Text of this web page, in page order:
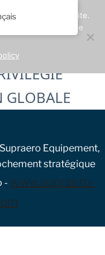
GLOBALE
Equipement,
stratégique
- www.supraero-
on our website.
assume that you are